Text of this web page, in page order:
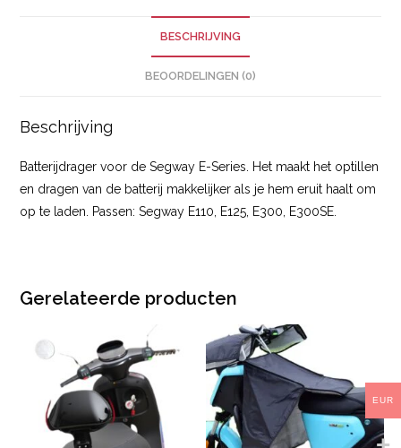
BESCHRIJVING
BEOORDELINGEN (0)
Beschrijving
Batterijdrager voor de Segway E-Series. Het maakt het optillen
en dragen van de batterij makkelijker als je hem eruit haalt om
op te laden. Passen: Segway E110, E125, E300, E300SE.
Gerelateerde producten
EUR